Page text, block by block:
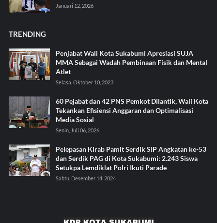
Januari 12, 2026
TRENDING
Penjabat Wali Kota Sukabumi Apresiasi SUJA
MMA Sebagai Wadah Pembinaan Fisik dan Mental
Atlet
Selasa, Oktober 10, 2023
60 Pejabat dan 42 PNS Pemkot Dilantik, Wali Kota
Tekankan Efisiensi Anggaran dan Optimalisasi
Media Sosial
Senin, Juli 06, 2026
Pelepasan Kirab Pamit Serdik SIP Angkatan ke-53
dan Serdik PAG di Kota Sukabumi: 2.243 Siswa
Setukpa Lemdiklat Polri Ikuti Parade
Sabtu, Desember 14, 2024